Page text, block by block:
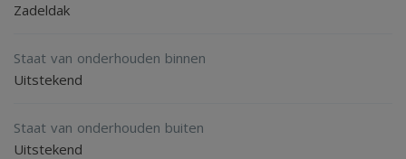
Zadeldak
Staat van onderhouden binnen
Uitstekend
Staat van onderhouden buiten
Uitstekend